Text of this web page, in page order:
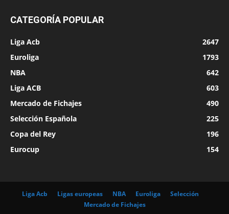
CATEGORÍA POPULAR
Liga Acb
2647
Euroliga
1793
NBA
642
Liga ACB
603
Mercado de Fichajes
490
Selección Española
225
Copa del Rey
196
Eurocup
154
Liga Acb Ligas europeas NBA Euroliga
Selección
Mercado de Fichajes